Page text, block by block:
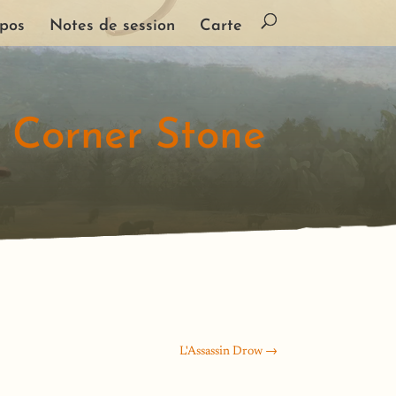
Notes de session Carte
Stone
L'Assassin Drow→